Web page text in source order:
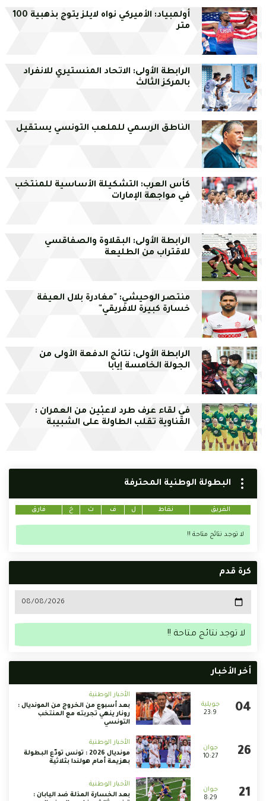
أولمبياد: الأميركي نواه لايلز يتوج بذهبية 100
متر
الرابطة الأولى: الاتحاد المنستيري للانفراد
بالمركز الثالث
الناطق الرسمي للملعب التونسي يستقيل
كأس العرب: التشكيلة الأساسية للمنتخب
في مواجهة الإمارات
الرابطة الأولى: البقلاوة والصفاقسي
للاقتراب من الطليعة
منتصر الوحيشي: "مغادرة بلال العيفة
خسارة كبيرة للافريقي"
الرابطة الأولى: نتائج الدفعة الأولى من
الجولة الخامسة إيابا
في لقاء عرف طرد لاعبْين من العمران :
القناوية تقلب الطاولة على الشبيبة
البطولة الوطنية المحترفة
الفريق نقاط ل ف ت خ فارق
لا توجد نتائج متاحة !!
كرة قدم
لا توجد نتائج متاحة !!
أخر الأخبار
23:9
الأخبار الوطنية
بعد أسبوع من الخروج من المونديال :
رونار ينهي تجربته مع المنتخب
التونسي
10:27
الأخبار الوطنية
مونديال 2026 : تونس تودّع البطولة
بهزيمة أمام هولندا بثلاثية
8:29
الأخبار الوطنية
بعد الخسارة المذلة ضد اليابان :